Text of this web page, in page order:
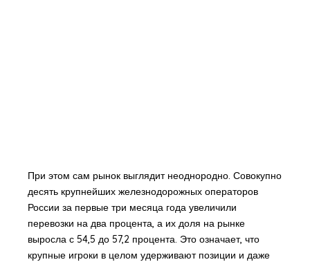
При этом сам рынок выглядит неоднородно. Совокупно
десять крупнейших железнодорожных операторов
России за первые три месяца года увеличили
перевозки на два процента, а их доля на рынке
выросла с 54,5 до 57,2 процента. Это означает, что
крупные игроки в целом удерживают позиции и даже